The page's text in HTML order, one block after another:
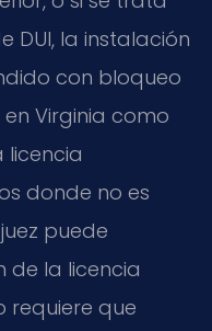
DUI, la instalación
con bloqueo
Virginia como
licencia
donde no es
puede
de la licencia
requiere que